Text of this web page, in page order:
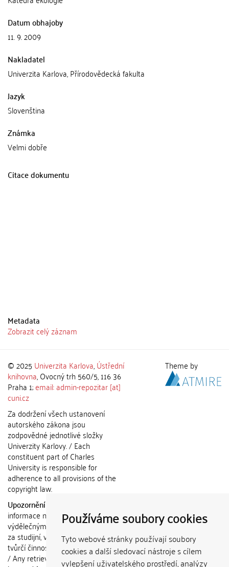
Používáme soubory cookies
Tyto webové stránky používají soubory
cookies a další sledovací nástroje s cílem
vylepšení uživatelského prostředí, analýzy
Datum obhajoby
11. 9. 2009
Nakladatel
Univerzita Karlova, Přírodovědecká fakulta
Jazyk
Slovenština
Známka
Velmi dobře
Citace dokumentu
Metadata
Zobrazit celý záznam
© 2025 Univerzita Karlova,Ústřední
knihovna, Ovocný trh 560/5, 116 36
Praha 1;email: admin-repozitar [at]
cuni.cz
Za dodržení všech ustanovení
autorského zákona jsou
zodpovědné jednotlivé složky
Univerzity Karlovy. / Each
constituent part of Charles
University is responsible for
adherence to all provisions of the
copyright law.
Upozornění / Notice:
informace nemohou být použity k
výdělečným účelům nebo vydávány
za studijní, vědeckou nebo jinou
tvůrčí činnost jiné osoby než autora.
/ Any retrieved information shall not
Theme by